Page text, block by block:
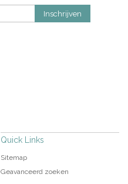
Inschrijven
Quick Links
Sitemap
Geavanceerd zoeken